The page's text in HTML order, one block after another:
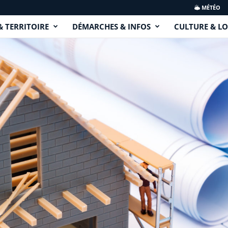
MÉTÉO
TERRITOIRE DÉMARCHES & INFOS CULTURE &